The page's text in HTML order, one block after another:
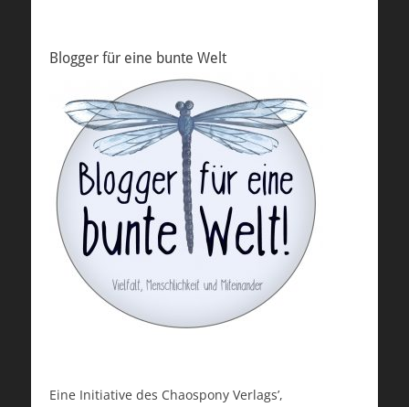
Blogger für eine bunte Welt
Eine Initiative des Chaospony Verlags’,